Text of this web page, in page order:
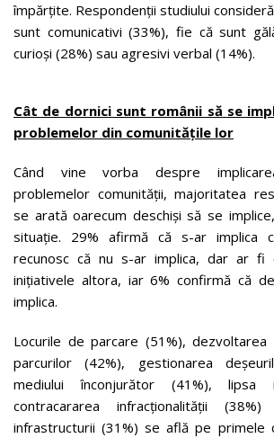
împărțite. Respondenții studiului
sunt comunicativi (33%), fie că sunt
curioși (28%) sau agresivi verbal (14%).
Cât de dornici sunt românii să se
problemelor din comunitățile lor
Când vine vorba despre
problemelor comunității, majoritatea
se arată oarecum deschiși să se
situație. 29% afirmă că s-ar implica
recunosc că nu s-ar implica, dar ar fi
inițiativele altora, iar 6% confirmă că
implica.
Locurile de parcare (51%),
parcurilor (42%), gestionarea
mediului înconjurător (41%), lipsa
contracararea infracționalității
infrastructurii (31%) se află pe primele